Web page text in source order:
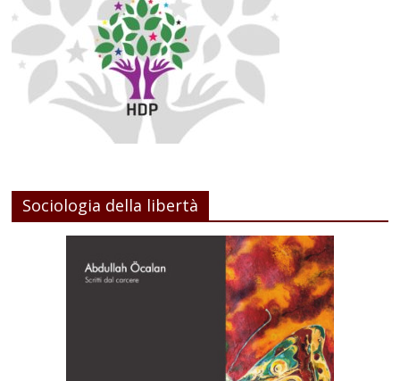
Sociologia della libertà